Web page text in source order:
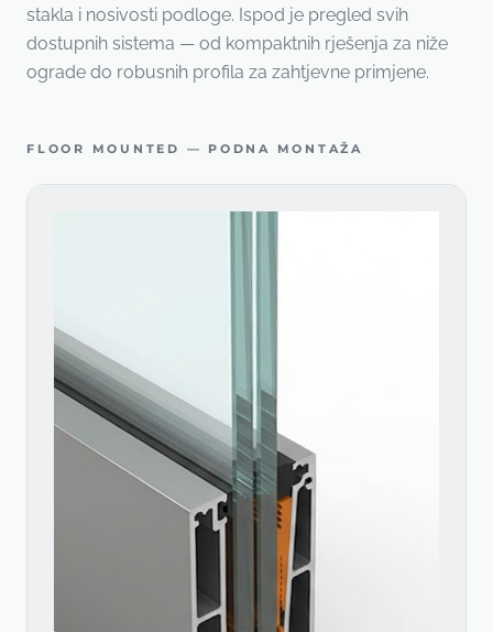
stakla i nosivosti podloge. Ispod je pregled svih
dostupnih sistema — od kompaktnih rješenja za niže
ograde do robusnih profila za zahtjevne primjene.
FLOOR MOUNTED — PODNA MONTAŽA